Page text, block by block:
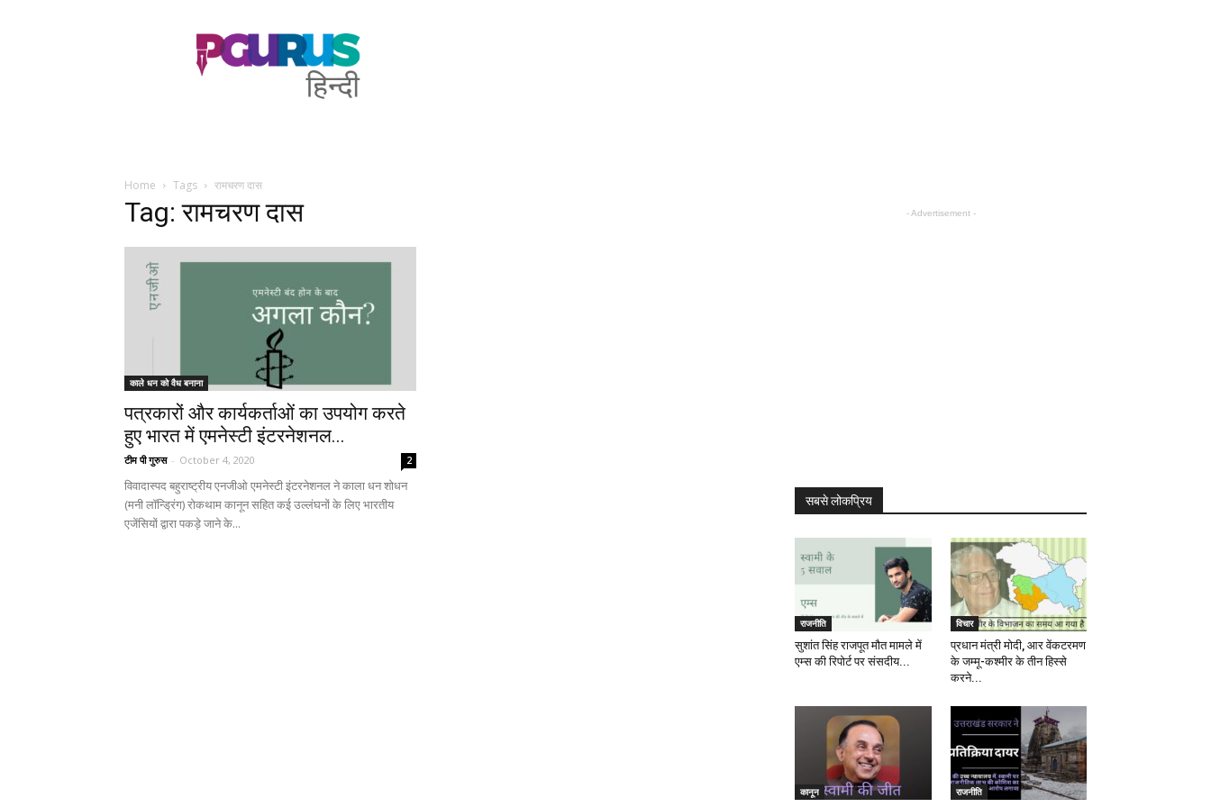
PGurus
Hindi
Home Tags रामचरण दास
Tag: रामचरण दास
काले धन को वैध बनाना
पत्रकारों और कार्यकर्ताओं का उपयोग करते
हुए भारत में एमनेस्टी इंटरनेशनल...
टीम पी गुरुस - October 4, 2020 2
विवादास्पद बहुराष्ट्रीय एनजीओ एमनेस्टी इंटरनेशनल ने काला धन शोधन
(मनी लॉन्ड्रिंग) रोकथाम कानून सहित कई उल्लंघनों के लिए भारतीय
एजेंसियों द्वारा पकड़े जाने के...
- Advertisement -
सबसे लोकप्रिय
राजनीति
सुशांत सिंह राजपूत मौत मामले में
एम्स की रिपोर्ट पर संसदीय...
विचार
प्रधान मंत्री मोदी, आर वेंकटरमण
के जम्मू-कश्मीर के तीन हिस्से
करने...
कानून राजनीति